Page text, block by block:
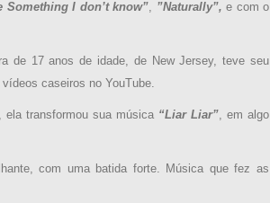
Something I don’t know”, ”Naturally”, e com o
de 17 anos de idade, de New Jersey, teve seu
caseiros no YouTube.
transformou sua música “Liar Liar”, em algo
com uma batida forte. Música que fez as